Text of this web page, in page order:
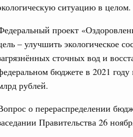
ситуацию в целом.
проект
– улучшить экологическое
сточных вод и
бюджете в 2021
рублей.
о перераспределении
Правительства 26
Порядка 200
объектам,
для
политика
Сергей Кравцов и
Гуров
«Кольцо открытий»